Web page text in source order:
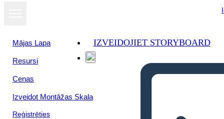
Mājas Lapa
Resursi
Cenas
Izveidot Montāžas Skala
Reģistrēties
IZVEIDOJIET STORYBOARD